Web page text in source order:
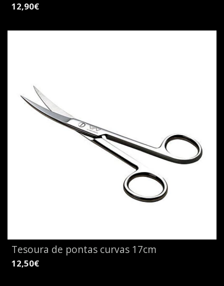
12,90€
Tesoura de pontas curvas 17cm
12,50€